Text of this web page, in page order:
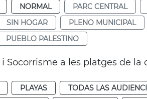
NORMAL PARC CENTRAL
SIN HOGAR PLENO MUNICIPAL
PUEBLO PALESTINO
Socorrisme a les platges de la
PLAYAS
TODAS LAS